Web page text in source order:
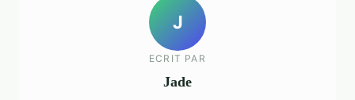
J
ECRIT PAR
Jade